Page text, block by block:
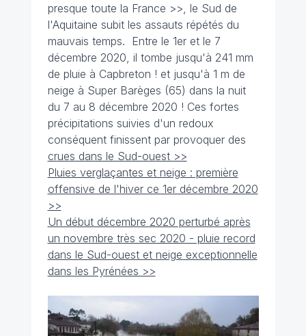
presque toute la France >>, le Sud de
l'Aquitaine subit les assauts répétés du
mauvais temps. Entre le 1er et le 7
décembre 2020, il tombe jusqu'à 241 mm
de pluie à Capbreton ! et jusqu'à 1 m de
neige à Super Barèges (65) dans la nuit
du 7 au 8 décembre 2020 ! Ces fortes
précipitations suivies d'un redoux
conséquent finissent par provoquer des
crues dans le Sud-ouest >>
Pluies verglaçantes et neige : première
offensive de l'hiver ce 1er décembre 2020
>>
Un début décembre 2020 perturbé après
un novembre très sec 2020 - pluie record
dans le Sud-ouest et neige exceptionnelle
dans les Pyrénées >>